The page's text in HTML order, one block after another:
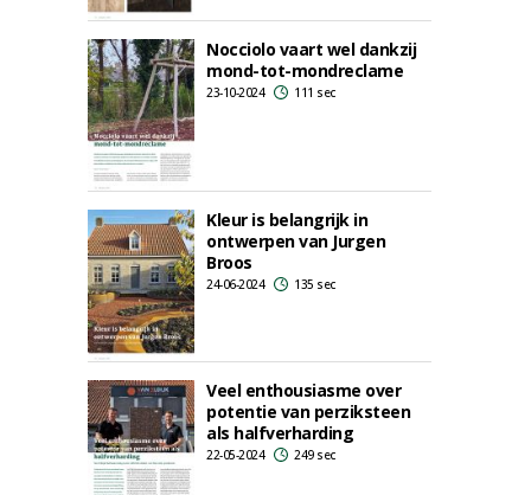
Nocciolo vaart wel dankzij
mond-tot-mondreclame
23-10-2024 111 sec
Kleur is belangrijk in
ontwerpen van Jurgen
Broos
24-06-2024 135 sec
Veel enthousiasme over
potentie van perziksteen
als halfverharding
22-05-2024 249 sec